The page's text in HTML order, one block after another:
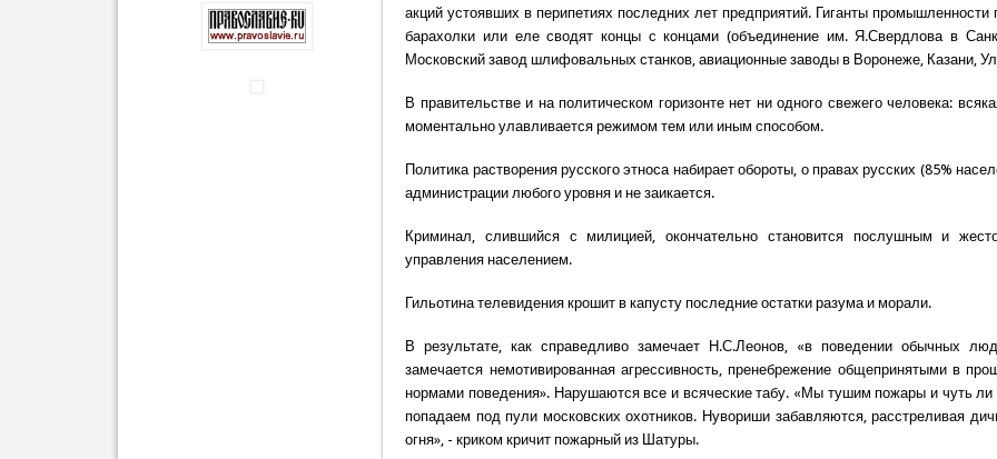
акций устоявших в перипетиях последних лет предприятий. Гиганты
барахолки или еле сводят концы с концами (объединение им. Я.Свердлова в
Московский завод шлифовальных станков, авиационные заводы в Воронеже, Казани,
В правительстве и на политическом горизонте нет ни одного свежего человека:
моментально улавливается режимом тем или иным способом.
Политика растворения русского этноса набирает обороты, о правах русских (85%
администрации любого уровня и не заикается.
Криминал, слившийся с милицией, окончательно становится послушным и
управления населением.
Гильотина телевидения крошит в капусту последние остатки разума и морали.
В результате, как справедливо замечает Н.С.Леонов, «в поведении обычных
замечается немотивированная агрессивность, пренебрежение общепринятыми в
нормами поведения». Нарушаются все и всяческие табу. «Мы тушим пожары и чуть ли
попадаем под пули московских охотников. Нувориши забавляются, расстреливая
огня», - криком кричит пожарный из Шатуры.